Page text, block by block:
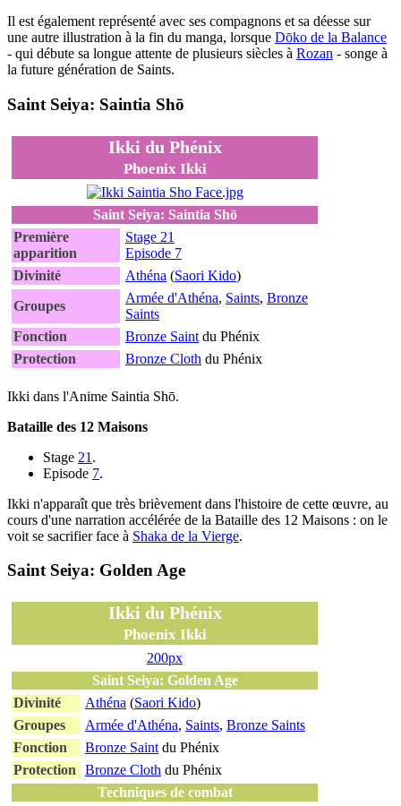
Il est également représenté avec ses compagnons et sa déesse sur
une autre illustration à la fin du manga, lorsque Dōko de la Balance
- qui débute sa longue attente de plusieurs siècles à Rozan - songe à
la future génération de Saints.
Saint Seiya: Saintia Shō
Ikki du Phénix
Phoenix Ikki
Saint Seiya: Saintia Shō
Première
apparition
Stage 21
Episode 7
Divinité
Athéna (Saori Kido)
Groupes
Armée d'Athéna, Saints, Bronze
Saints
Fonction
Bronze Saint du Phénix
Protection
Bronze Cloth du Phénix
Ikki dans l'Anime Saintia Shō.
Bataille des 12 Maisons
Stage 21 .
Episode 7.
Ikki n'apparaît que très brièvement dans l'histoire de cette œuvre, au
cours d'une narration accélérée de la Bataille des 12 Maisons : on le
voit se sacrifier face à Shaka de la Vierge.
Saint Seiya: Golden Age
Ikki du Phénix
Phoenix Ikki
200px
Saint Seiya: Golden Age
Divinité
Athéna (Saori Kido)
Groupes
Armée d'Athéna, Saints, Bronze Saints
Fonction
Bronze Saint du Phénix
Protection
Bronze Cloth du Phénix
Techniques de combat